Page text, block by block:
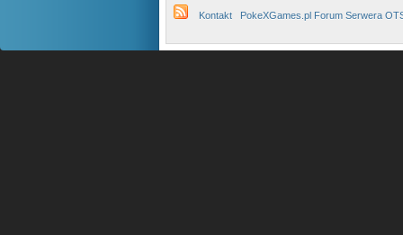
Kontakt PokeXGames.pl Forum Serwera